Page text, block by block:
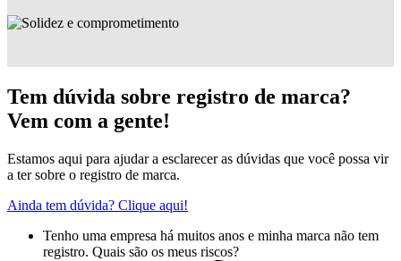
Tem dúvida sobre registro de marca?
Vem com a gente!
Estamos aqui para ajudar a esclarecer as dúvidas que você possa vir
a ter sobre o registro de marca.
Ainda tem dúvida? Clique aqui!
Tenho uma empresa há muitos anos e minha marca não tem
registro. Quais são os meus riscos?